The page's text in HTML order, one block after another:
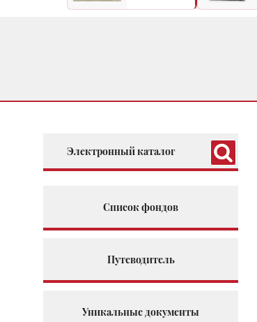
Электронный каталог
Список фондов
Путеводитель
Уникальные документы